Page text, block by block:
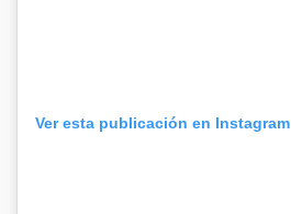
Ver esta publicación en Instagram